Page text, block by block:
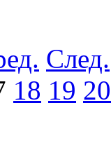
След.
18 19 20